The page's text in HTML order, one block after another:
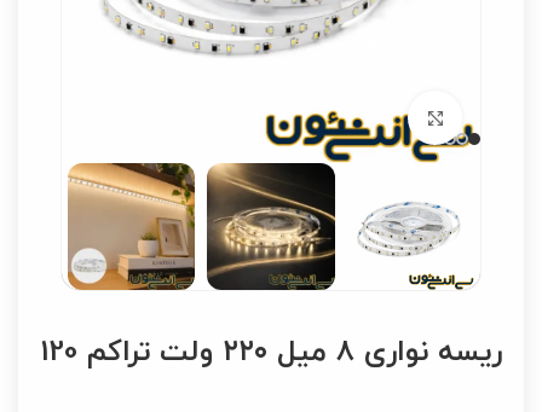
برای بزرگنمایی کلیک کنید
ریسه نواری ۸ میل ۲۲۰ ولت تراکم 120